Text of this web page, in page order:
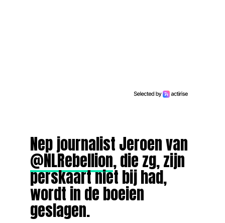
Nep journalist Jeroen van
@NLRebellion, die zg, zijn
perskaart niet bij had,
wordt in de boeien
geslagen.